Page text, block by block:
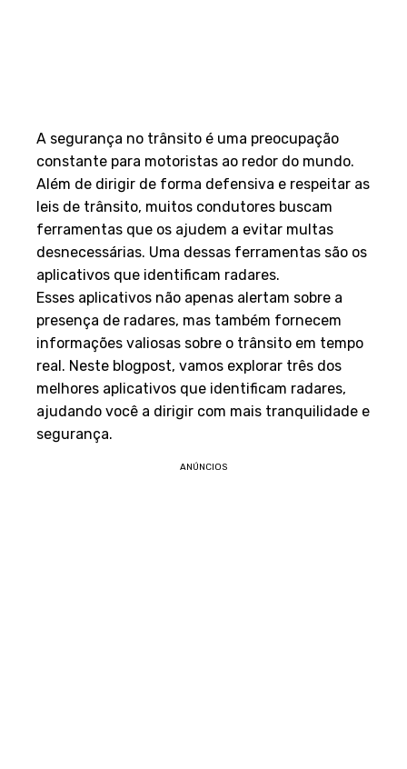
A segurança no trânsito é uma preocupação
constante para motoristas ao redor do mundo.
Além de dirigir de forma defensiva e respeitar as
leis de trânsito, muitos condutores buscam
ferramentas que os ajudem a evitar multas
desnecessárias. Uma dessas ferramentas são os
aplicativos que identificam radares.
Esses aplicativos não apenas alertam sobre a
presença de radares, mas também fornecem
informações valiosas sobre o trânsito em tempo
real. Neste blogpost, vamos explorar três dos
melhores aplicativos que identificam radares,
ajudando você a dirigir com mais tranquilidade e
segurança.
ANÚNCIOS